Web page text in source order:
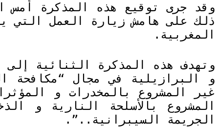
وقد جرى توقيع هذه المذكرة أمس
ذلك على هامش زيارة العمل التي
المغربية.
وتهدف هذه المذكرة الثنائية إلى
و البرازيلية في مجال “مكافحة
غير المشروع بالمخدرات و
المشروع بالأسلحة النارية و
الجريمة السيبرانية..”.